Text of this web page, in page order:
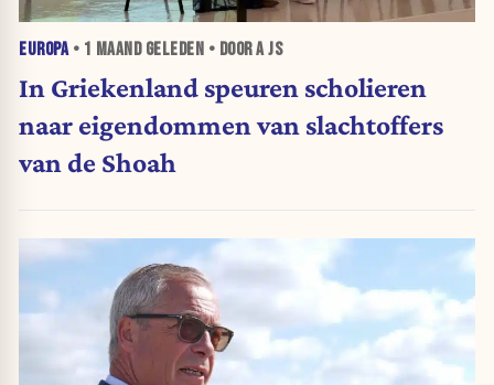
EUROPA• 1 MAANDGELEDEN • DOOR A JS
In Griekenland speuren scholieren
naar eigendommen van slachtoffers
van de Shoah